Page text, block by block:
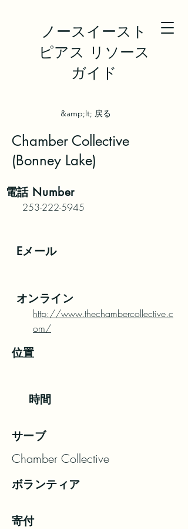
ノースイースト
ピアス リソース
ガイド
&amp;lt; 戻る
Chamber Collective
(Bonney Lake)
電話Number
253-222-5945
Eメール
オンライン
http://www.thechambercollective.c
om/
位置
時間
サーブ
Chamber Collective
ボランティア
寄付